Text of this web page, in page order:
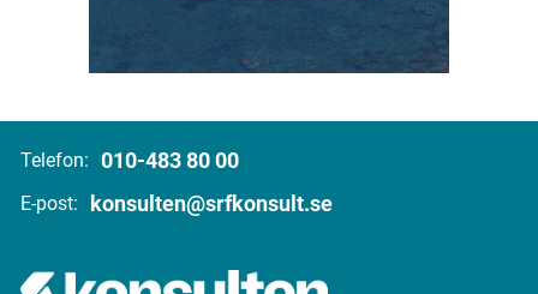
Telefon: 010-483 80 00
E-post: konsulten@srfkonsult.se